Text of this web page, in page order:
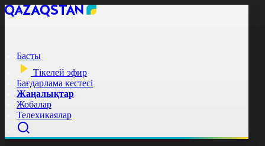
Басты
Тікелей эфир
Бағдарлама кестесі
Жаңалықтар
Жобалар
Телехикаялар